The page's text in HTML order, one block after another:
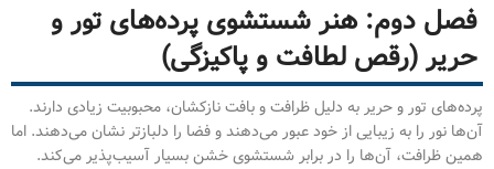
فصل دوم: هنر شستشوی پرده‌های تور و
حریر (رقص لطافت و پاکیزگی)
پرده‌های تور و حریر به دلیل ظرافت و بافت نازکشان، محبوبیت زیادی دارند.
آن‌ها نور را به زیبایی از خود عبور می‌دهند و فضا را دلبازتر نشان می‌دهند. اما
همین ظرافت، آن‌ها را در برابر شستشوی خشن بسیار آسیب‌پذیر می‌کند.